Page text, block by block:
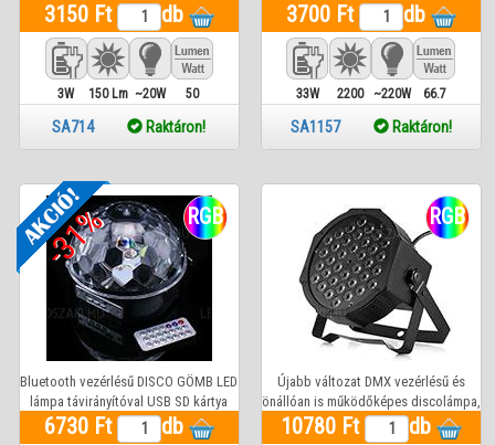
változó színekkel.
3150 Ft db
3W 150 Lm ~20W 50
SA714 Raktáron!
hidegfehér és 3x5W színes zenére is
működő led fénnyel színes led
kivetítővel. távirányítóval.
3700 Ft db
33W
2200
~220W 66.7
SA1157 Raktáron!
-31% RGB
Bluetooth vezérlésű DISCO GÖMB LED
lámpa távirányítóval USB SD kártya
csatlakozóval
6730 Ft db
RGB
Újabb változat DMX vezérlésű és
önállóan is működőképes discolámpa,
RGB reflektor
10780 Ft db